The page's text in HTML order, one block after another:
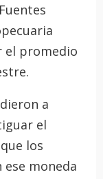
el promedio
a
el
los
moneda